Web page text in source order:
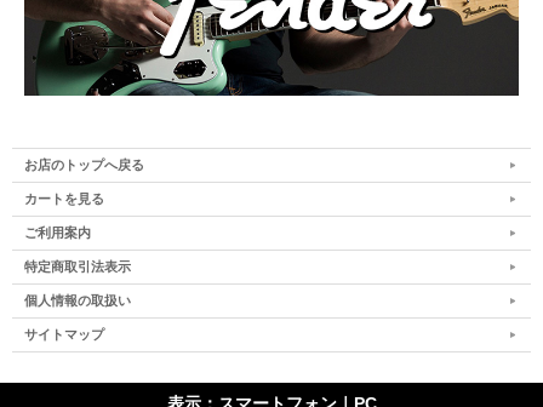
お店のトップへ戻る
カートを見る
ご利用案内
特定商取引法表示
個人情報の取扱い
サイトマップ
表示：スマートフォン｜ PC